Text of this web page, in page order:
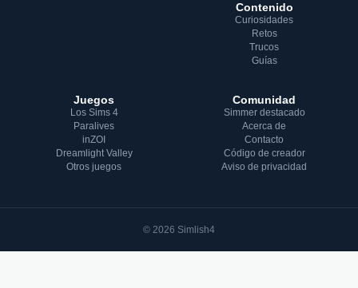
Contenido
Curiosidades
Retos
Trucos
Guías
Juegos
Los Sims 4
Paralives
inZOI
Dreamlight Valley
Otros juegos
Comunidad
Simmer destacado
Acerca de
Contacto
Código de creador
Aviso de privacidad
© 2026 Simlish4